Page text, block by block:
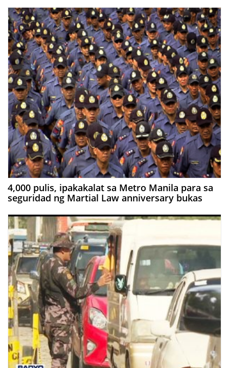
4,000 pulis, ipakakalat sa Metro Manila para sa
seguridad ng Martial Law anniversary bukas